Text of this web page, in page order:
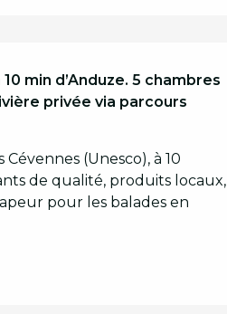
min d’Anduze. 5 chambres
privée via parcours
(Unesco), à 10
de qualité, produits locaux,
pour les balades en